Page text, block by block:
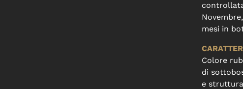
mesi in
Colore
di
e